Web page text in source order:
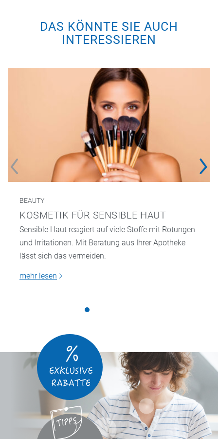
DAS KÖNNTE SIE AUCH
INTERESSIEREN
BEAUTY
KOSMETIK FÜR SENSIBLE HAUT
Sensible Haut reagiert auf viele Stoffe mit Rötungen
und Irritationen. Mit Beratung aus Ihrer Apotheke
lässt sich das vermeiden.
mehr lesen